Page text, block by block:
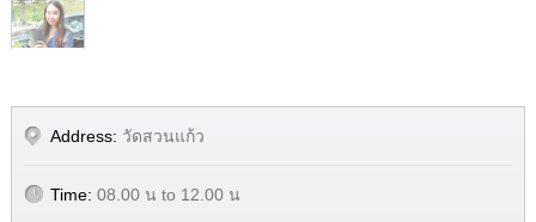
Address: วัดสวนแก้ว
Time: 08.00 น to 12.00 น